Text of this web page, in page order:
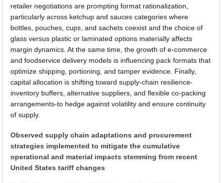
retailer negotiations are prompting format rationalization,
particularly across ketchup and sauces categories where
bottles, pouches, cups, and sachets coexist and the choice of
glass versus plastic or laminated options materially affects
margin dynamics. At the same time, the growth of e-commerce
and foodservice delivery models is influencing pack formats that
optimize shipping, portioning, and tamper evidence. Finally,
capital allocation is shifting toward supply-chain resilience-
inventory buffers, alternative suppliers, and flexible co-packing
arrangements-to hedge against volatility and ensure continuity
of supply.
Observed supply chain adaptations and procurement
strategies implemented to mitigate the cumulative
operational and material impacts stemming from recent
United States tariff changes